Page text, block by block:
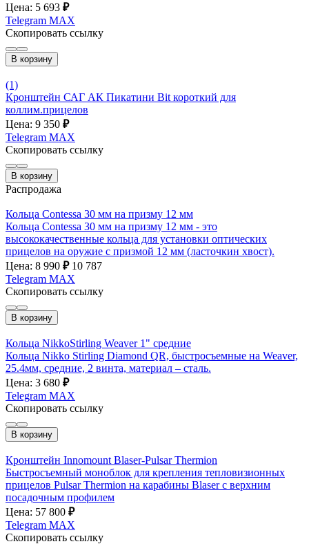
Цена: 5 693 ₽
Telegram MAX
Скопировать ссылку
В корзину
(1)
Кронштейн САГ АК Пикатини Bit короткий для
коллим.прицелов
Цена: 9 350 ₽
Telegram MAX
Скопировать ссылку
В корзину
Распродажа
Кольца Contessa 30 мм на призму 12 мм
Кольца Contessa 30 мм на призму 12 мм - это
высококачественные кольца для установки оптических
прицелов на оружие с призмой 12 мм (ласточкин хвост).
Цена: 8 990 ₽ 10 787
Telegram MAX
Скопировать ссылку
В корзину
Кольца NikkoStirling Weaver 1" средние
Кольца Nikko Stirling Diamond QR, быстросъемные на Weaver,
25.4мм, средние, 2 винта, материал – сталь.
Цена: 3 680 ₽
Telegram MAX
Скопировать ссылку
В корзину
Кронштейн Innomount Blaser-Pulsar Thermion
Быстросъемный моноблок для крепления тепловизионных
прицелов Pulsar Thermion на карабины Blaser с верхним
посадочным профилем
Цена: 57 800 ₽
Telegram MAX
Скопировать ссылку